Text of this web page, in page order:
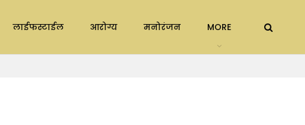
लाईफस्टाईल आरोग्य मनोरंजन MORE